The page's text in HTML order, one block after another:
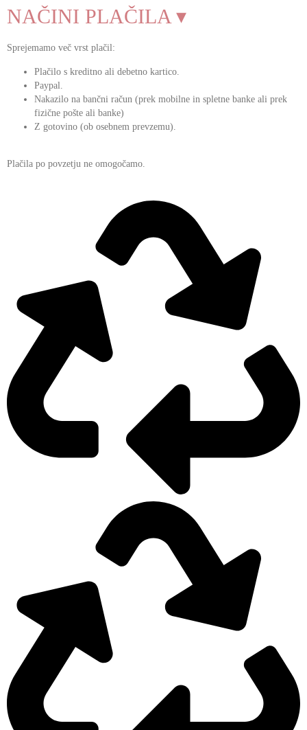
NAČINI PLAČILA ▾
Sprejemamo več vrst plačil:
Plačilo s kreditno ali debetno kartico.
Paypal.
Nakazilo na bančni račun (prek mobilne in spletne banke ali prek
fizične pošte ali banke)
Z gotovino (ob osebnem prevzemu).
Plačila po povzetju ne omogočamo.